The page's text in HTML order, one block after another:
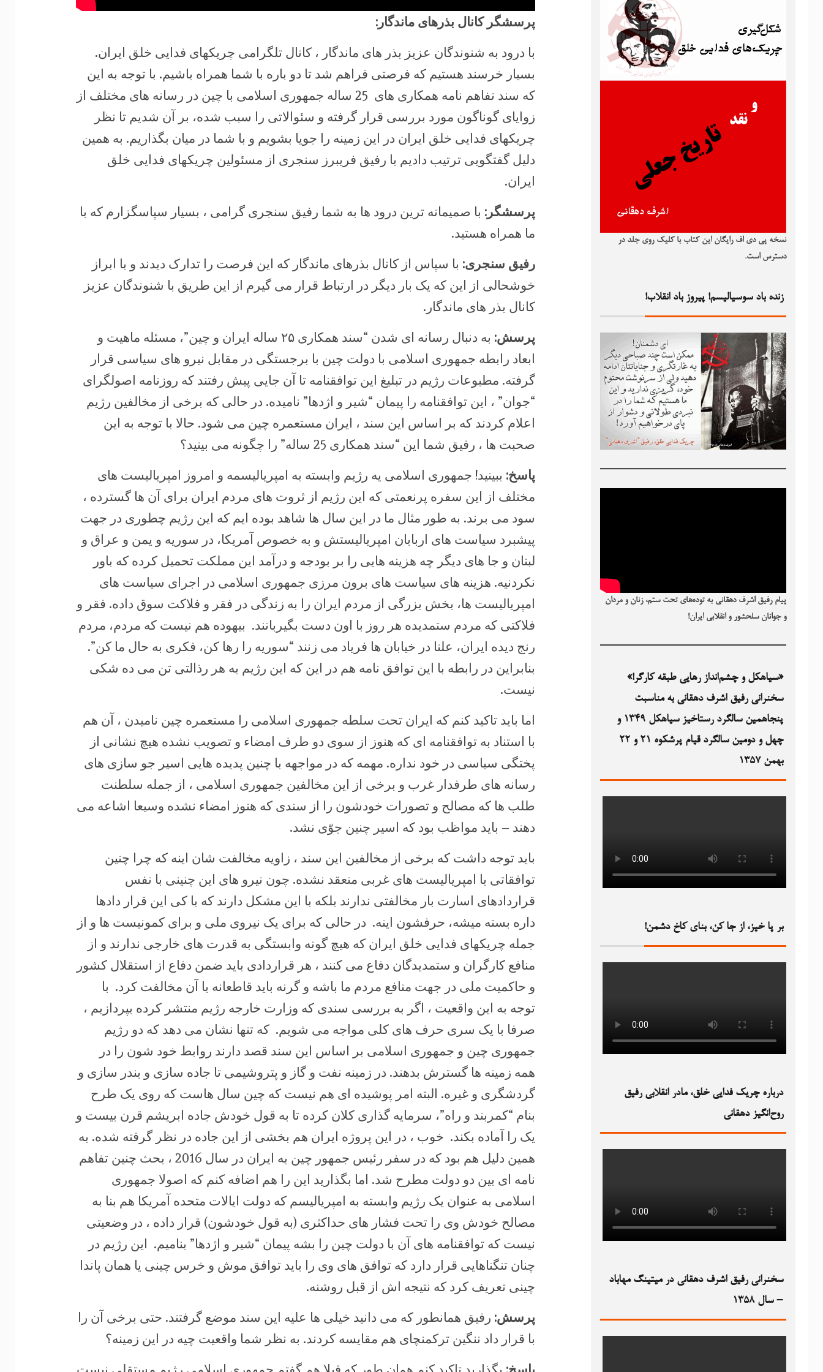
پرسشگر کانال بذرهای ماندگار:
با درود به شنوندگان عزیز بذر های ماندگار ، کانال تلگرامی چریکهای فدایی خلق ایران.
بسیار خرسند هستیم که فرصتی فراهم شد تا دو باره با شما همراه باشیم. با توجه به این
که سند تفاهم نامه همکاری های 25 ساله جمهوری اسلامی با چین در رسانه های مختلف از
زوایای گوناگون مورد بررسی قرار گرفته و سئوالاتی را سبب شده، بر آن شدیم تا نظر
چریکهای فدایی خلق ایران در این زمینه را جویا بشویم و با شما در میان بگذاریم. به همین
دلیل گفتگویی ترتیب دادیم با رفیق فریبرز سنجری از مسئولین چریکهای فدایی خلق
ایران.
پرسشگر: با صمیمانه ترین درود ها به شما رفیق سنجری گرامی ، بسیار سپاسگزارم که با
ما همراه هستید.
رفیق سنجری: با سپاس از کانال بذرهای ماندگار که این فرصت را تدارک دیدند و با ابراز
خوشحالی از این که یک بار دیگر در ارتباط قرار می گیرم از این طریق با شنوندگان عزیز
کانال بذر های ماندگار.
پرسش:
به دنبال رسانه ای شدن “سند همکاری ۲۵ ساله ایران و چین”، مسئله ماهیت و
ابعاد رابطه جمهوری اسلامی با دولت چین با برجستگی در مقابل نیرو های سیاسی قرار
گرفته. مطبوعات رژیم در تبلیغ این توافقنامه تا آن جایی پیش رفتند که روزنامه اصولگرای
“جوان” ، این توافقنامه را پیمان “شیر و اژدها” نامیده. در حالی که برخی از مخالفین رژیم
اعلام کردند که بر اساس این سند ، ایران مستعمره چین می شود. حالا با توجه به این
صحبت ها ، رفیق شما این “سند همکاری 25 ساله” را چگونه می بینید؟
پاسخ: ببینید! جمهوری اسلامی یه رژیم وابسته به امپریالیسمه و امروز امپریالیست های
مختلف از این سفره پرنعمتی که این رژیم از ثروت های مردم ایران برای آن ها گسترده ،
سود می برند. به طور مثال ما در این سال ها شاهد بوده ایم که این رژیم چطوری در جهت
پیشبرد سیاست های اربابان امپریالیستش و به خصوص آمریکا، در سوریه و یمن و عراق و
لبنان و جا های دیگر چه هزینه هایی را بر بودجه و درآمد این مملکت تحمیل کرده که باور
نکردنیه. هزینه های سیاست های برون مرزی جمهوری اسلامی در اجرای سیاست های
امپریالیست ها، بخش بزرگی از مردم ایران را به زندگی در فقر و فلاکت سوق داده. فقر و
فلاکتی که مردم ستمدیده هر روز با اون دست بگیربانند. بیهوده هم نیست که مردم، مردم
رنج دیده ایران، علنا در خیابان ها فریاد می زنند “سوریه را رها کن، فکری به حال ما کن”.
بنابراین در رابطه با این توافق نامه هم در این که این رژیم به هر رذالتی تن می ده شکی
نیست.
اما باید تاکید کنم که ایران تحت سلطه جمهوری اسلامی را مستعمره چین نامیدن ، آن هم
با استناد به توافقنامه ای که هنوز از سوی دو طرف امضاء و تصویب نشده هیچ نشانی از
پختگی سیاسی در خود نداره. مهمه که در مواجهه با چنین پدیده هایی اسیر جو سازی های
رسانه های طرفدار غرب و برخی از این مخالفین جمهوری اسلامی ، از جمله سلطنت
طلب ها که مصالح و تصورات خودشون را از سندی که هنوز امضاء نشده وسیعا اشاعه می
دهند – باید مواظب بود که اسیر چنین جوّی نشد.
باید توجه داشت که برخی از مخالفین این سند ، زاویه مخالفت شان اینه که چرا چنین
توافقاتی با امپریالیست های غربی منعقد نشده. چون نیرو های این چنینی با نفس
قراردادهای اسارت بار مخالفتی ندارند بلکه با این مشکل دارند که با کی این قرار دادها
داره بسته میشه، حرفشون اینه. در حالی که برای یک نیروی ملی و برای کمونیست ها و از
جمله چریکهای فدایی خلق ایران که هیچ گونه وابستگی به قدرت های خارجی ندارند و از
منافع کارگران و ستمدیدگان دفاع می کنند ، هر قراردادی باید ضمن دفاع از استقلال کشور
و حاکمیت ملی در جهت منافع مردم ما باشه و گرنه باید قاطعانه با آن مخالفت کرد. با
توجه به این واقعیت ، اگر به بررسی سندی که وزارت خارجه رژیم منتشر کرده بپردازیم ،
صرفا با یک سری حرف های کلی مواجه می شویم. که تنها نشان می دهد که دو رژیم
جمهوری چین و جمهوری اسلامی بر اساس این سند قصد دارند روابط خود شون را در
همه زمینه ها گسترش بدهند. در زمینه نفت و گاز و پتروشیمی تا جاده سازی و بندر سازی و
گردشگری و غیره. البته امر پوشیده ای هم نیست که چین سال هاست که روی یک طرح
بنام “کمربند و راه”، سرمایه گذاری کلان کرده تا به قول خودش جاده ابریشم قرن بیست و
یک را آماده بکند. خوب ، در این پروژه ایران هم بخشی از این جاده در نظر گرفته شده. به
همین دلیل هم بود که در سفر رئیس جمهور چین به ایران در سال 2016 ، بحث چنین تفاهم
نامه ای بین دو دولت مطرح شد. اما بگذارید این را هم اضافه کنم که اصولا جمهوری
اسلامی به عنوان یک رژیم وابسته به امپریالیسم که دولت ایالات متحده آمریکا هم بنا به
مصالح خودش وی را تحت فشار های حداکثری (به قول خودشون) قرار داده ، در وضعیتی
نیست که توافقنامه های آن با دولت چین را بشه پیمان “شیر و اژدها” بنامیم. این رژیم در
چنان تنگناهایی قرار دارد که توافق های وی را باید توافق موش و خرس چینی یا همان پاندا
چینی تعریف کرد که نتیجه اش از قبل روشنه.
پرسش: رفیق همانطور که می دانید خیلی ها علیه این سند موضع گرفتند. حتی برخی آن را
با قرار داد ننگین ترکمنچای هم مقایسه کردند. به نظر شما واقعیت چیه در این زمینه؟
نسخه پی دی اف رایگان این کتاب با کلیک روی جلد در
دسترس است.
زنده باد سوسیالیسم! پیروز باد انقلاب!
پیام رفیق اشرف دهقانی به توده‌های تحت ستم، زنان و مردان
و جوانان سلحشور و انقلابی ایران!
«سیاهکل و چشم‌انداز رهایی طبقه کارگر!»
سخنرانی رفیق اشرف دهقانی به مناسبت
پنجاهمین سالگرد رستاخیز سیاهکل ۱۳۴۹‏ و
چهل و دومین سالگرد قیام پرشکوه ۲۱ و ۲۲
بهمن ۱۳۵۷
بر پا خیز، از جا کن، بنای کاخ دشمن!‏
درباره چریک فدایی خلق، مادر انقلابی رفیق
روح‌انگیز دهقانی
سخنرانی رفیق اشرف دهقانی در میتینگ مهاباد
– سال ۱۳۵۸